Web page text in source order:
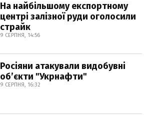
На найбільшому експортному
центрі залізної руди оголосили
страйк
9 СЕРПНЯ, 14:56
Росіяни атакували видобувні
обʼєкти "Укрнафти"
9 СЕРПНЯ, 16:32